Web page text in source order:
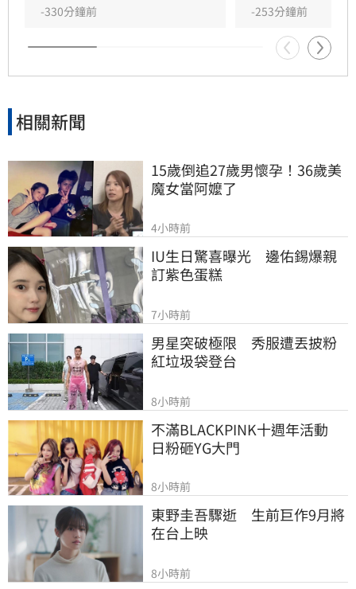
-330分鐘前 -253分鐘前
相關新聞
15歲倒追27歲男懷孕！36歲美
魔女當阿嬤了
4小時前
IU生日驚喜曝光　邊佑錫爆親
訂紫色蛋糕
7小時前
男星突破極限　秀服遭丟披粉
紅垃圾袋登台
8小時前
不滿BLACKPINK十週年活動
日粉砸YG大門
8小時前
東野圭吾驟逝　生前巨作9月將
在台上映
8小時前